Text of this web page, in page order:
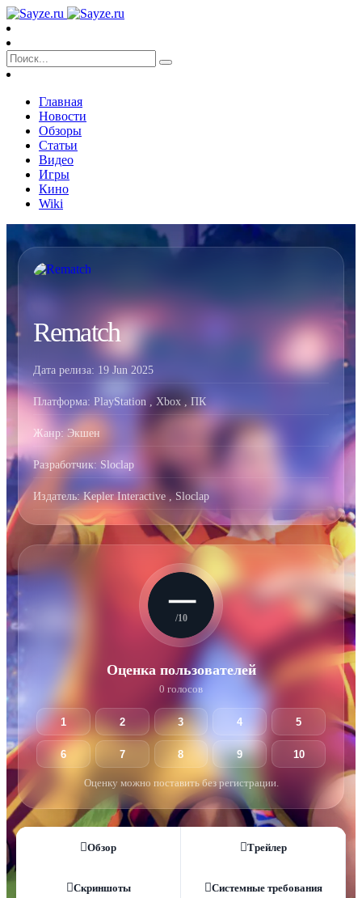
Главная
Новости
Обзоры
Статьи
Видео
Игры
Кино
Wiki
Rematch
Дата релиза: 19 Jun 2025
Платформа: PlayStation , Xbox , ПК
Жанр: Экшен
Разработчик: Sloclap
Издатель: Kepler Interactive , Sloclap
—
/10
Оценка пользователей
0 голосов
1 2 3 4 5
6 7 8 9 10
Оценку можно поставить без регистрации.
Обзор Трейлер
Скриншоты Системные требования